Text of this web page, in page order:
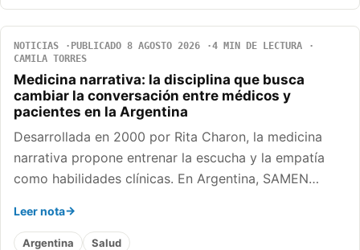
NOTICIAS PUBLICADO 8 AGOSTO 2026
4 MIN DE LECTURA
CAMILA TORRES
Medicina narrativa: la disciplina que busca
cambiar la conversación entre médicos y
pacientes en la Argentina
Desarrollada en 2000 por Rita Charon, la medicina
narrativa propone entrenar la escucha y la empatía
como habilidades clínicas. En Argentina, SAMEN…
Leer nota
Argentina Salud